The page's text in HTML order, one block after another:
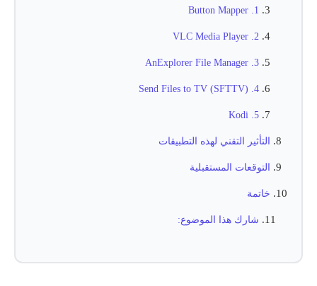
1. Button Mapper
2. VLC Media Player
3. AnExplorer File Manager
4. Send Files to TV (SFTTV)
5. Kodi
التأثير التقني لهذه التطبيقات
التوقعات المستقبلية
خاتمة
شارك هذا الموضوع: